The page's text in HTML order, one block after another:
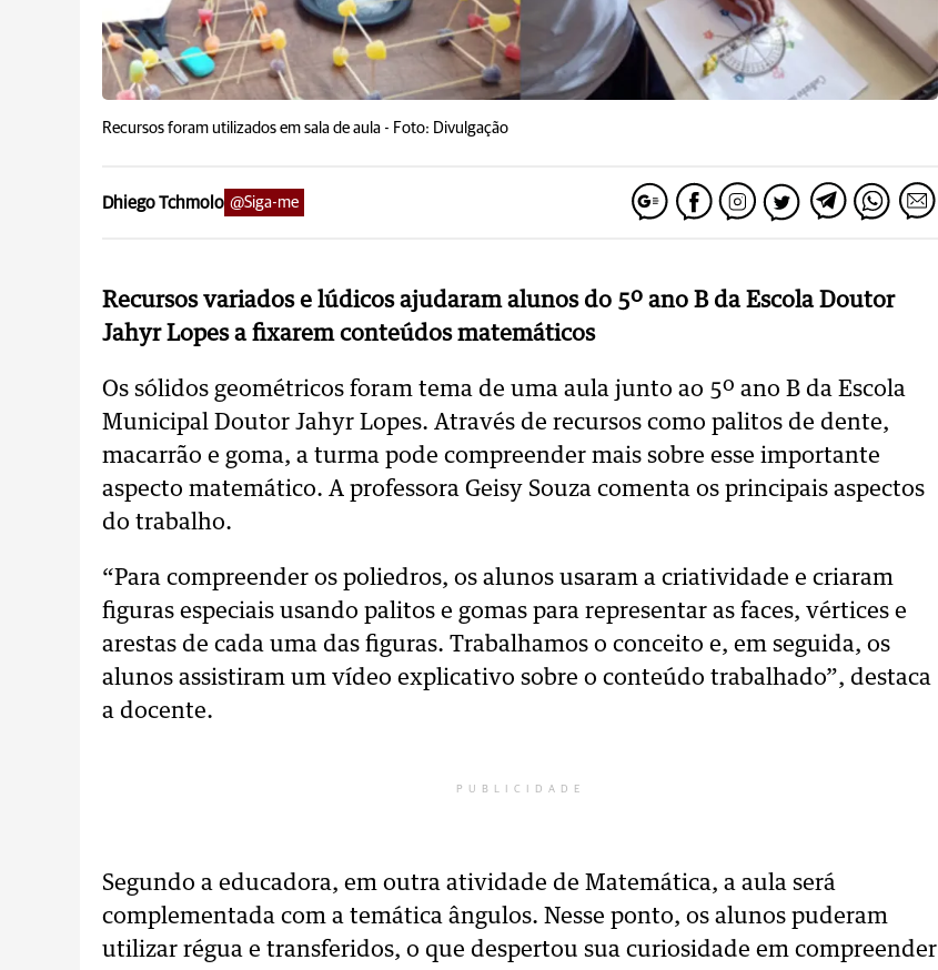
Recursos foram utilizados em sala de aula - Foto: Divulgação
Dhiego Tchmolo @Siga-me
Recursos variados e lúdicos ajudaram alunos do 5º ano B da Escola Doutor
Jahyr Lopes a fixarem conteúdos matemáticos
Os sólidos geométricos foram tema de uma aula junto ao 5º ano B da Escola
Municipal Doutor Jahyr Lopes. Através de recursos como palitos de dente,
macarrão e goma, a turma pode compreender mais sobre esse importante
aspecto matemático. A professora Geisy Souza comenta os principais aspectos
do trabalho.
“Para compreender os poliedros, os alunos usaram a criatividade e criaram
figuras especiais usando palitos e gomas para representar as faces, vértices e
arestas de cada uma das figuras. Trabalhamos o conceito e, em seguida, os
alunos assistiram um vídeo explicativo sobre o conteúdo trabalhado”, destaca
a docente.
PUBLICIDADE
Segundo a educadora, em outra atividade de Matemática, a aula será
complementada com a temática ângulos. Nesse ponto, os alunos puderam
utilizar régua e transferidos, o que despertou sua curiosidade em compreender